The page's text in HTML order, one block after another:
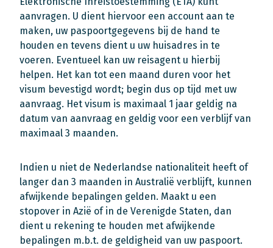
aanvragen. U dient hiervoor een account aan te
maken, uw paspoortgegevens bij de hand te
houden en tevens dient u uw huisadres in te
voeren. Eventueel kan uw reisagent u hierbij
helpen. Het kan tot een maand duren voor het
visum bevestigd wordt; begin dus op tijd met uw
aanvraag. Het visum is maximaal 1 jaar geldig na
datum van aanvraag en geldig voor een verblijf van
maximaal 3 maanden.
Indien u niet de Nederlandse nationaliteit heeft of
langer dan 3 maanden in Australië verblijft, kunnen
afwijkende bepalingen gelden. Maakt u een
stopover in Azië of in de Verenigde Staten, dan
dient u rekening te houden met afwijkende
bepalingen m.b.t. de geldigheid van uw paspoort.